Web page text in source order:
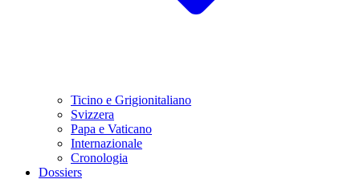
Ticino e Grigionitaliano
Svizzera
Papa e Vaticano
Internazionale
Cronologia
Dossiers